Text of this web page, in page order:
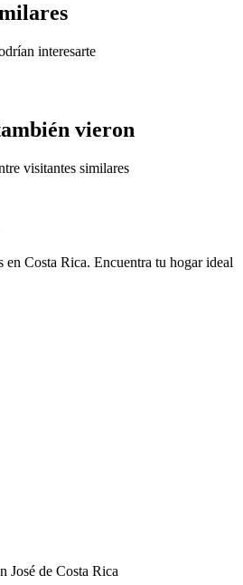
interesarte
vieron
visitantes similares
en Costa Rica. Encuentra tu hogar ideal
José de Costa Rica